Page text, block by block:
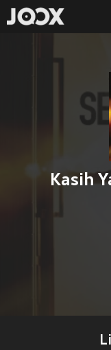
Kasih